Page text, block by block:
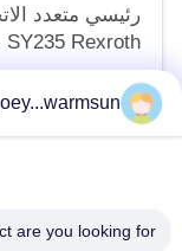
SY235 Rexroth
HUSCO
قابل للتفاوض MOQ:1 قطعة
اتّصل بنا
are you looking for?